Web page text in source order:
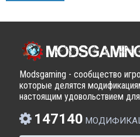
Modsgaming - сообщество
которые делятся
настоящим удовольствием
147140